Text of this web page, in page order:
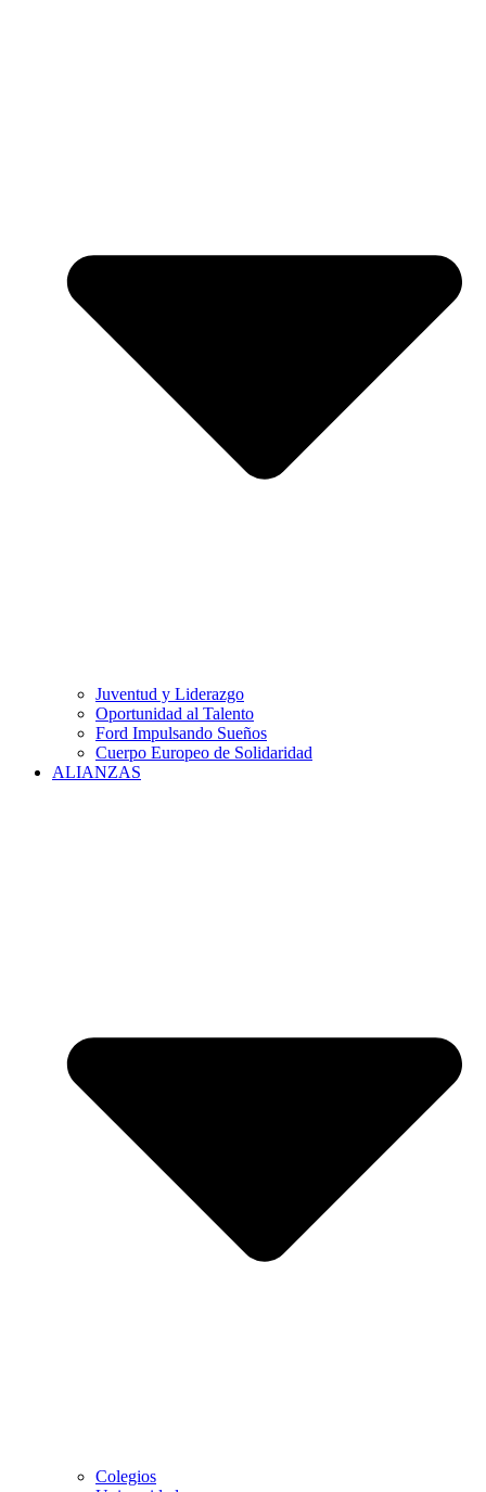
Juventud y Liderazgo
Oportunidad al Talento
Ford Impulsando Sueños
Cuerpo Europeo de Solidaridad
ALIANZAS
Colegios